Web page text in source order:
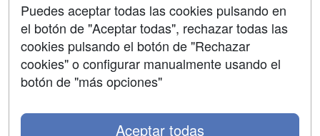
Copyleft
Puedes aceptar todas las cookies pulsando en
el botón de "Aceptar todas", rechazar todas las
cookies pulsando el botón de "Rechazar
cookies" o configurar manualmente usando el
botón de "más opciones"
Aceptar todas